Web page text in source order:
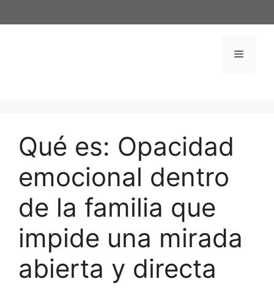
al
Menú
Qué es: Opacidad
emocional dentro
de la familia que
impide una mirada
abierta y directa